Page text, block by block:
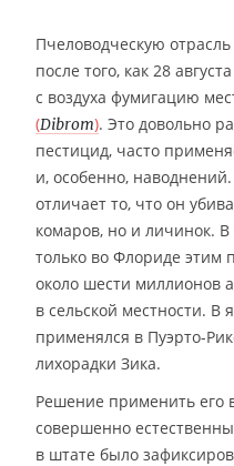
Пчеловодческую
после того, как 28
с воздуха фумигацию
(Dibrom). Это довольно
пестицид, часто
и, особенно,
отличает то, что он
комаров, но и личинок.
только во Флориде этим
около шести миллионов
в сельской местности. В
применялся в Пуэрто-
лихорадки Зика.
Решение применить
совершенно
в штате было